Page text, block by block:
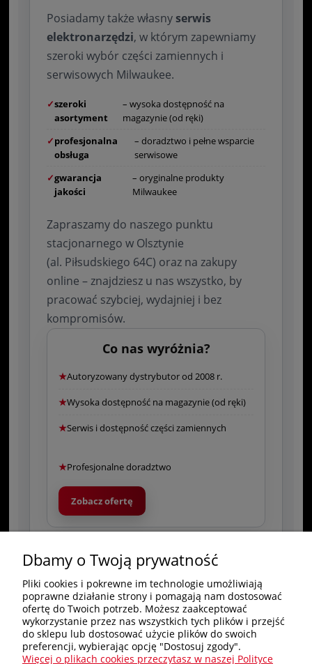
Posiadamy także własnyserwis
elektronarzędzi, w którym zapewniamy
szeroki wybór części zamiennych i
serwisowych Milwaukee.
✓szeroki
asortyment
– wysoka dostępność na
magazynie (od ręki)
✓profesjonalna
obsługa
– doradztwo i pełne wsparcie
serwisowe
✓gwarancja
jakości
– oryginalne produkty
Milwaukee
Zapraszamy do naszego punktu
stacjonarnego w Olsztynie
(al. Piłsudskiego 64C) oraz na zakupy
online – znajdziesz u nas wszystko, by
pracować szybciej, wydajniej i bez
kompromisów.
Co nas wyróżnia?
★Autoryzowany dystrybutor od 2008 r.
★Wysoka dostępność na magazynie (od ręki)
★Serwis i dostępność części zamiennych
★Profesjonalne doradztwo
Zobacz ofertę
Zakupy
Pomoc
Dbamy o Twoją prywatność
Pliki cookies i pokrewne im technologie umożliwiają
poprawne działanie strony i pomagają nam dostosować
ofertę do Twoich potrzeb. Możesz zaakceptować
wykorzystanie przez nas wszystkich tych plików i przejść
do sklepu lub dostosować użycie plików do swoich
preferencji, wybierając opcję "Dostosuj zgody".
Więcej o plikach cookies przeczytasz w naszej Polityce